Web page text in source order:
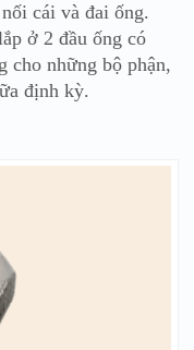
cái và đai ống.
ở 2 đầu ống có
cho những bộ phận,
định kỳ.